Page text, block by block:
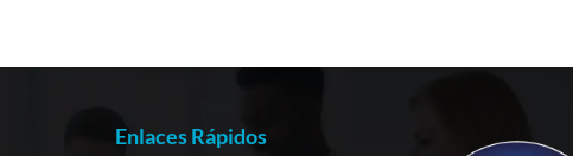
Enlaces Rápidos